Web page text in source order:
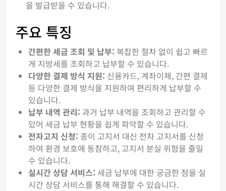
을 발급받을 수 있습니다.
주요 특징
간편한 세금 조회 및 납부: 복잡한 절차 없이 쉽고 빠르
게 지방세를 조회하고 납부할 수 있습니다.
다양한 결제 방식 지원: 신용카드, 계좌이체, 간편 결제
등 다양한 결제 방식을 지원하여 편리하게 납부할 수
있습니다.
납부 내역 관리: 과거 납부 내역을 조회하고 관리할 수
있어 세금 납부 현황을 쉽게 파악할 수 있습니다.
전자고지 신청: 종이 고지서 대신 전자 고지서를 신청
하여 환경 보호에 동참하고, 고지서 분실 위험을 줄일
수 있습니다.
실시간 상담 서비스: 세금 납부에 대한 궁금한 점을 실
시간 상담 서비스를 통해 해결할 수 있습니다.